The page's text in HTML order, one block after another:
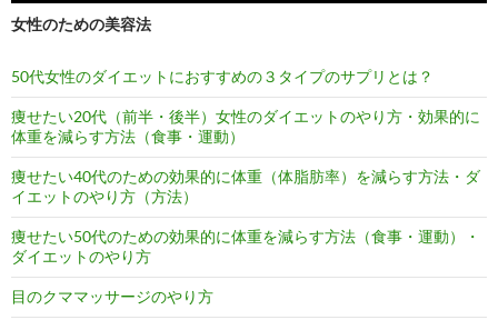
女性のための美容法
50代女性のダイエットにおすすめの３タイプのサプリとは？
痩せたい20代（前半・後半）女性のダイエットのやり方・効果的に
体重を減らす方法（食事・運動）
痩せたい40代のための効果的に体重（体脂肪率）を減らす方法・ダ
イエットのやり方（方法）
痩せたい50代のための効果的に体重を減らす方法（食事・運動）・
ダイエットのやり方
目のクママッサージのやり方